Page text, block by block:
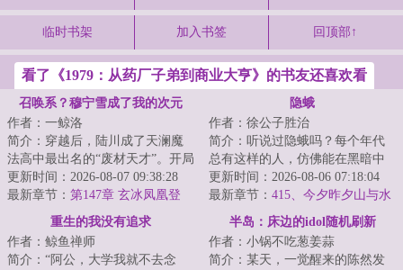
临时书架 加入书签 回顶部↑
看了《1979：从药厂子弟到商业大亨》的书友还喜欢看
召唤系？穆宁雪成了我的次元
作者：一鲸洛
简介：穿越后，陆川成了天澜魔
法高中最出名的“废材天才”。开局
觉醒稀有召唤系，绑定【驭兽投
资系统】，...
更新时间：2026-08-07 09:38:28
最新章节： 第147章 玄冰凤凰登
场，全场震撼！
隐蛾
作者：徐公子胜治
简介：听说过隐蛾吗？每个年代
总有这样的人，仿佛能在黑暗中
穿行不留形迹，凭空出现又倏然
消失。存在且未...
更新时间：2026-08-06 07:18:04
最新章节： 415、今夕昨夕山与水
重生的我没有追求
作者：鲸鱼禅师
简介：“阿公，大学我就不去念
半岛：床边的idol随机刷新
作者：小锅不吃葱姜蒜
简介：某天，一觉醒来的陈然发